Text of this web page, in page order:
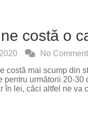
costă o
No
costă mai scump din
următorii 20-
în lei, căci altfel ne va